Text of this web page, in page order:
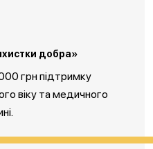
добра»
грн підтримку
віку та медичного